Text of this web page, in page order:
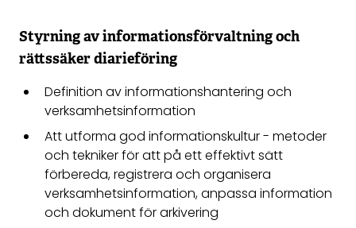
Styrning av informationsförvaltning och
rättssäker diarieföring
Definition av informationshantering och
verksamhetsinformation
Att utforma god informationskultur - metoder
och tekniker för att på ett effektivt sätt
förbereda, registrera och organisera
verksamhetsinformation, anpassa information
och dokument för arkivering